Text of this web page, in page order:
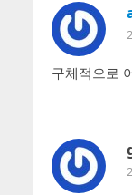
구체적으로